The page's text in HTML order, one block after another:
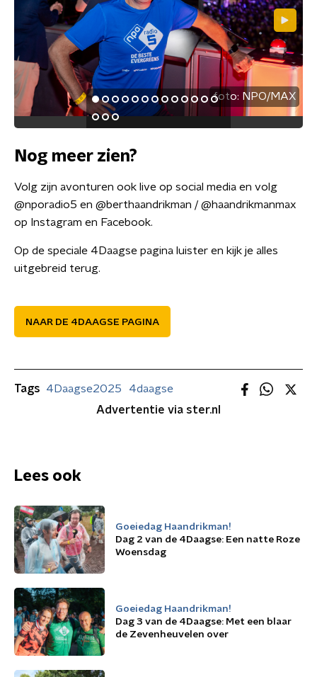
foto: NPO/MAX
Nog meer zien?
Volg zijn avonturen ook live op social media en volg
@nporadio5 en @berthaandrikman / @haandrikmanmax
op Instagram en Facebook.
Op de speciale 4Daagse pagina luister en kijk je alles
uitgebreid terug.
NAAR DE 4DAAGSE PAGINA
Tags 4Daagse2025
4daagse
Advertentie via ster.nl
Lees ook
Goeiedag Haandrikman!
Dag 2 van de 4Daagse: Een natte Roze
Woensdag
Goeiedag Haandrikman!
Dag 3 van de 4Daagse: Met een blaar
de Zevenheuvelen over